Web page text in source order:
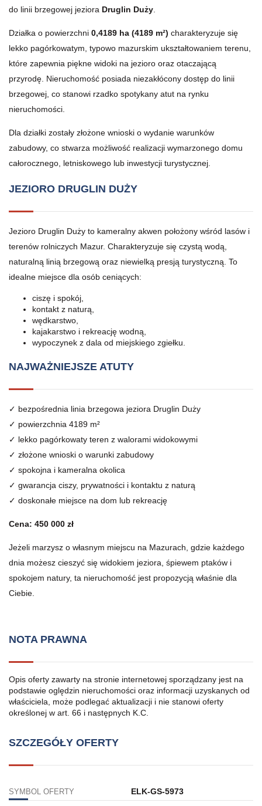
do linii brzegowej jeziora Druglin Duży
Działka o powierzchni 0,4189 ha (4189 m²) charakteryzuje się
lekko pagórkowatym, typowo mazurskim ukształtowaniem terenu,
które zapewnia piękne widoki na jezioro oraz otaczającą
przyrodę. Nieruchomość posiada niezakłócony dostęp do linii
brzegowej, co stanowi rzadko spotykany atut na rynku
nieruchomości.
Dla działki zostały złożone wnioski o wydanie warunków
zabudowy, co stwarza możliwość realizacji wymarzonego domu
całorocznego, letniskowego lub inwestycji turystycznej.
JEZIORO DRUGLIN DUŻY
Jezioro Druglin Duży to kameralny akwen położony wśród lasów i
terenów rolniczych Mazur. Charakteryzuje się czystą wodą,
naturalną linią brzegową oraz niewielką presją turystyczną. To
idealne miejsce dla osób ceniących:
ciszę i spokój,
kontakt z naturą,
wędkarstwo,
kajakarstwo i rekreację wodną,
wypoczynek z dala od miejskiego zgiełku.
NAJWAŻNIEJSZE ATUTY
✓ bezpośrednia linia brzegowa jeziora Druglin Duży
✓ powierzchnia 4189 m²
✓ lekko pagórkowaty teren z walorami widokowymi
✓ złożone wnioski o warunki zabudowy
✓ spokojna i kameralna okolica
✓ gwarancja ciszy, prywatności i kontaktu z naturą
✓ doskonałe miejsce na dom lub rekreację
Cena: 450 000 zł
Jeżeli marzysz o własnym miejscu na Mazurach, gdzie każdego
dnia możesz cieszyć się widokiem jeziora, śpiewem ptaków i
spokojem natury, ta nieruchomość jest propozycją właśnie dla
Ciebie.
NOTA PRAWNA
Opis oferty zawarty na stronie internetowej sporządzany jest na
podstawie oględzin nieruchomości oraz informacji uzyskanych od
właściciela, może podlegać aktualizacji i nie stanowi oferty
określonej w art. 66 i następnych K.C.
SZCZEGÓŁY OFERTY
SYMBOL OFERTY ELK-GS-5973